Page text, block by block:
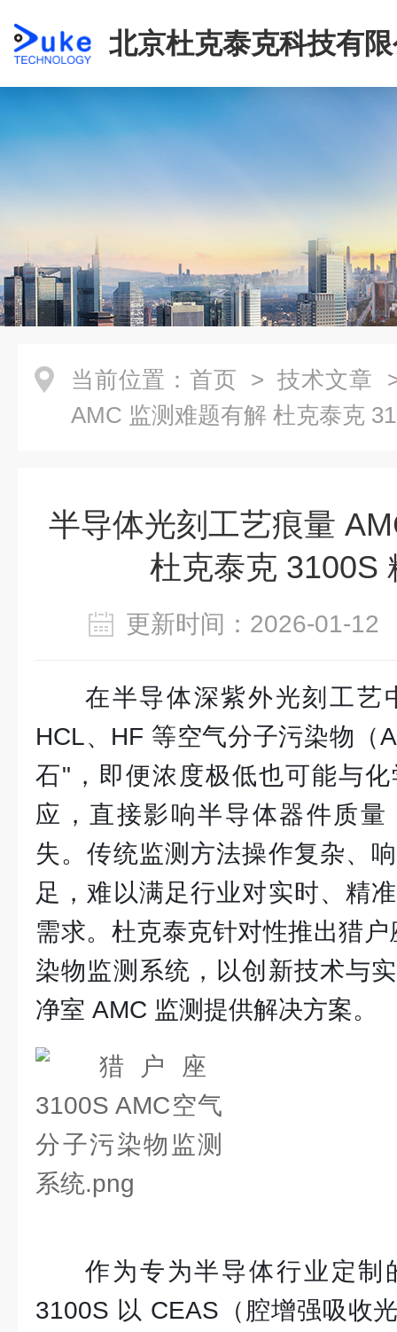
北京杜克泰克科技有
当前位置： 首页 > 技术文章
AMC 监测难题有解 杜克泰克
半导体光刻工艺痕量
杜克泰克 3100S
更新时间：2026-01-
在半导体深紫外光刻工艺
HCL、HF 等空气分子污染物（
石"，即便浓度极低也可能与
应，直接影响半导体器件质
失。传统监测方法操作复杂、
足，难以满足行业对实时、精
需求。杜克泰克针对性推出猎
染物监测系统，以创新技术与
净室 AMC 监测提供解决方案。
作为专为半导体行业定制
3100S 以 CEAS（腔增强吸收